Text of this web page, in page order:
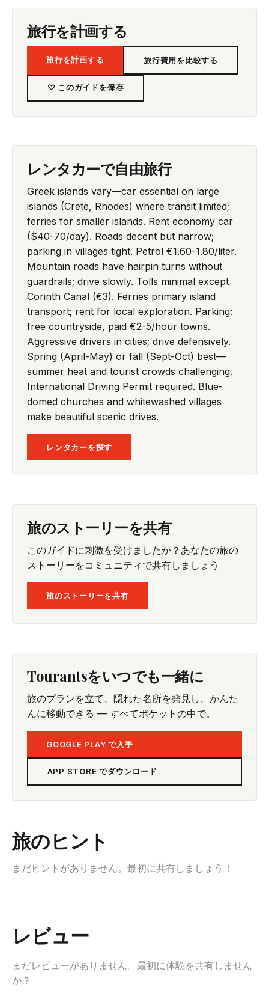
旅行を計画する
旅行を計画する 旅行費用を比較する
♡ このガイドを保存
レンタカーで自由旅行
Greek islands vary—car essential on large
islands (Crete, Rhodes) where transit limited;
ferries for smaller islands. Rent economy car
($40-70/day). Roads decent but narrow;
parking in villages tight. Petrol €1.60-1.80/liter.
Mountain roads have hairpin turns without
guardrails; drive slowly. Tolls minimal except
Corinth Canal (€3). Ferries primary island
transport; rent for local exploration. Parking:
free countryside, paid €2-5/hour towns.
Aggressive drivers in cities; drive defensively.
Spring (April-May) or fall (Sept-Oct) best—
summer heat and tourist crowds challenging.
International Driving Permit required. Blue-
domed churches and whitewashed villages
make beautiful scenic drives.
レンタカーを探す
旅のストーリーを共有
このガイドに刺激を受けましたか？あなたの旅の
ストーリーをコミュニティで共有しましょう
旅のストーリーを共有
Tourantsをいつでも一緒に
旅のプランを立て、隠れた名所を発見し、かんた
んに移動できる — すべてポケットの中で。
GOOGLE PLAY で入手
APP STORE でダウンロード
旅のヒント
まだヒントがありません。最初に共有しましょう！
レビュー
まだレビューがありません。最初に体験を共有しません
か？